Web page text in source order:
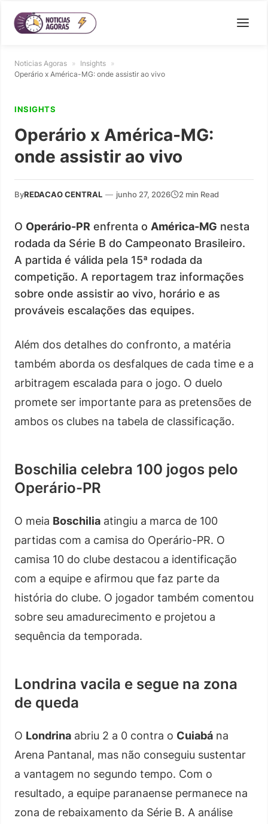
Noticias Agoras » Insights »
Operário x América-MG: onde assistir ao vivo
INSIGHTS
Operário x América-MG:
onde assistir ao vivo
ByREDACAO CENTRAL — junho 27, 2026 2 min Read
O Operário-PR enfrenta o América-MG nesta
rodada da Série B do Campeonato Brasileiro.
A partida é válida pela 15ª rodada da
competição. A reportagem traz informações
sobre onde assistir ao vivo, horário e as
prováveis escalações das equipes.
Além dos detalhes do confronto, a matéria
também aborda os desfalques de cada time e a
arbitragem escalada para o jogo. O duelo
promete ser importante para as pretensões de
ambos os clubes na tabela de classificação.
Boschilia celebra 100 jogos pelo
Operário-PR
O meia Boschilia atingiu a marca de 100
partidas com a camisa do Operário-PR. O
camisa 10 do clube destacou a identificação
com a equipe e afirmou que faz parte da
história do clube. O jogador também comentou
sobre seu amadurecimento e projetou a
sequência da temporada.
Londrina vacila e segue na zona
de queda
O Londrina abriu 2 a 0 contra o Cuiabá na
Arena Pantanal, mas não conseguiu sustentar
a vantagem no segundo tempo. Com o
resultado, a equipe paranaense permanece na
zona de rebaixamento da Série B. A análise